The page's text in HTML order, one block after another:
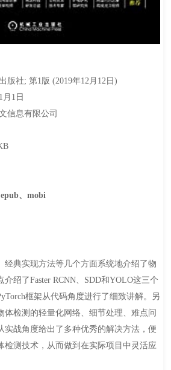
版社; 第1版 (2019年12月12日)
月1日
信息有限公司
、mobi
典实现方法等几个方面系统地介绍了物
绍了Faster RCNN、SDD和YOLO这三个
框架从代码角度进行了细致讲解。另
体检测的轻量化网络、细节处理、难点问
实战角度给出了多种优秀的解决方法，便
检测技术，从而做到在实际项目中灵活应